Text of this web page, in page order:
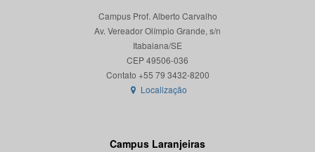
Campus Prof. Alberto Carvalho
Av. Vereador Olímpio Grande, s/n
Itabaiana/SE
CEP 49506-036
Localização
Campus Laranjeiras